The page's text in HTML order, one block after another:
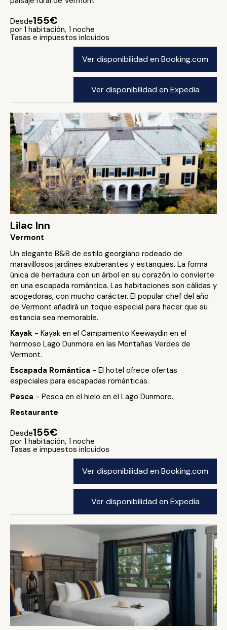
Desde155€
por 1 habitación, 1 noche
Tasas e impuestos inlcuidos
Ver disponibilidad en Booking.com
Ver disponibilidad en Expedia
Lilac Inn
Vermont
Un elegante B&B de estilo georgiano rodeado de
maravillosos jardines exuberantes y estanques. La forma
única de herradura con un árbol en su corazón lo convierte
en una escapada romántica. Las habitaciones son cálidas y
acogedoras, con mucho carácter. El popular chef del año
de Vermont añadirá un toque especial para hacer que su
estancia sea memorable.
Kayak - Kayak en el Campamento Keewaydin en el
hermoso Lago Dunmore en las Montañas Verdes de
Vermont.
Escapada Romántica - El hotel ofrece ofertas
especiales para escapadas románticas.
Pesca - Pesca en el hielo en el Lago Dunmore.
Restaurante
Desde155€
por 1 habitación, 1 noche
Tasas e impuestos inlcuidos
Ver disponibilidad en Booking.com
Ver disponibilidad en Expedia